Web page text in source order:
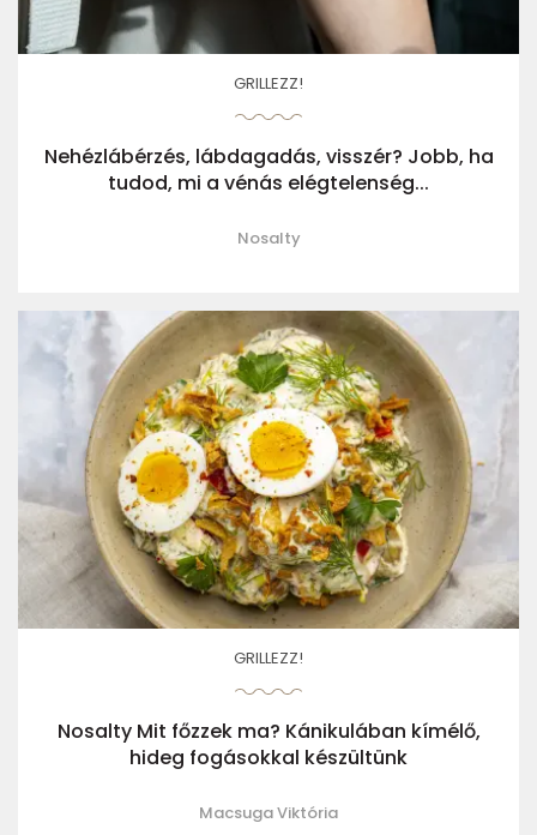
GRILLEZZ!
Nehézlábérzés, lábdagadás, visszér? Jobb, ha
tudod, mi a vénás elégtelenség...
Nosalty
GRILLEZZ!
Nosalty Mit főzzek ma? Kánikulában kímélő,
hideg fogásokkal készültünk
Macsuga Viktória